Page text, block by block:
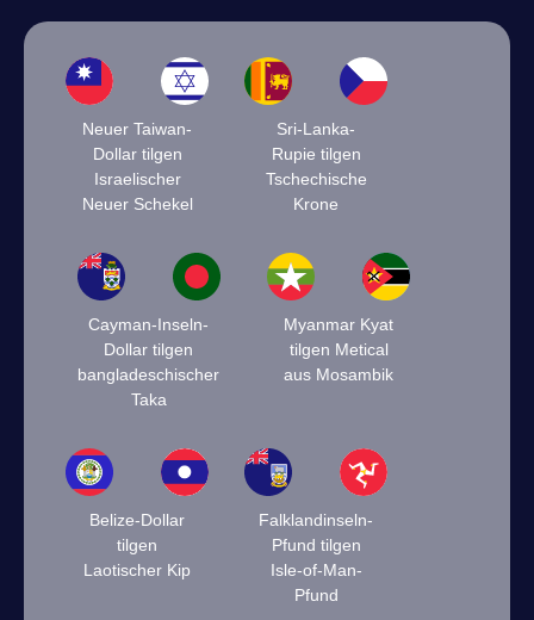
Neuer Taiwan-
Dollar tilgen
Israelischer
Neuer Schekel
Sri-Lanka-
Rupie tilgen
Tschechische
Krone
Cayman-Inseln-
Dollar tilgen
bangladeschischer
Taka
Myanmar Kyat
tilgen Metical
aus Mosambik
Belize-Dollar
tilgen
Laotischer Kip
Falklandinseln-
Pfund tilgen
Isle-of-Man-
Pfund